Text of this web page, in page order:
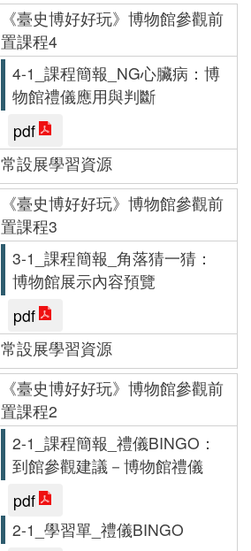
《臺史博好好玩》博物館參觀前
置課程4
4-1_課程簡報_NG心臟病：博
物館禮儀應用與判斷
pdf
常設展學習資源
《臺史博好好玩》博物館參觀前
置課程3
3-1_課程簡報_角落猜一猜：
博物館展示內容預覽
pdf
常設展學習資源
《臺史博好好玩》博物館參觀前
置課程2
2-1_課程簡報_禮儀BINGO：
到館參觀建議－博物館禮儀
pdf
2-1_學習單_禮儀BINGO